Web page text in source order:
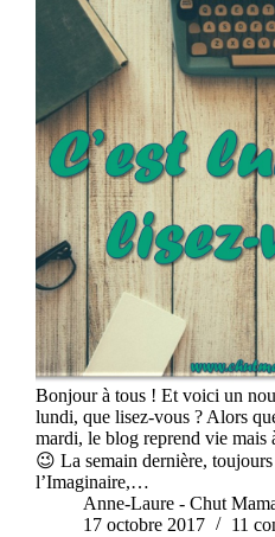
Bonjour à tous ! Et voici un
lundi, que lisez-vous ? Alors
mardi, le blog reprend vie mais
😉 La semain dernière,
l’Imaginaire,…
Anne-Laure - Chut
17 octobre 2017
11